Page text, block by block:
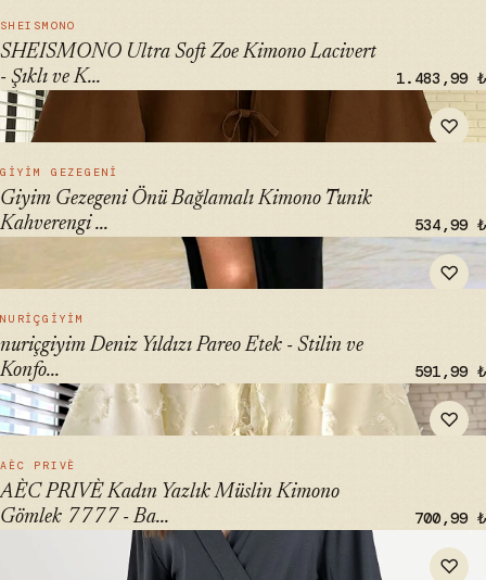
SHEISMONO
SHEISMONO Ultra Soft Zoe Kimono Lacivert
- Şıklı ve K...
1.483,99 ₺
♡
" alt="Giyim Gezegeni Önü Bağlamalı Kimono Tunik
Kahverengi Oversize Yeni Sezon" loading="lazy">
GIYIM GEZEGENI
Giyim Gezegeni Önü Bağlamalı Kimono Tunik
Kahverengi ...
534,99 ₺
♡
" alt="nuriçgiyim Deniz Yıldızı Pareo Etek - Stilin ve Konforun
İçinde Birleşiyor" loading="lazy">
NURIÇGIYIM
nuriçgiyim Deniz Yıldızı Pareo Etek - Stilin ve
Konfo...
591,99 ₺
♡
" alt="AÈC PRIVÈ Kadın Yazlık Müslin Kimono Gömlek 7777 -
Bağlamalı Tasarım" loading="lazy">
AÈC PRIVÈ
AÈC PRIVÈ Kadın Yazlık Müslin Kimono
Gömlek 7777 - Ba...
700,99 ₺
♡
" alt="SHEISMONO Ultra Soft Zoe Kimono Füme - Şıklık ve
Konfor İçin" loading="lazy">